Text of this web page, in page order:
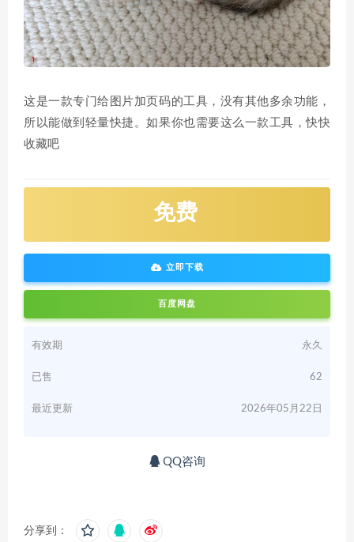
这是一款专门给图片加页码的工具，没有其他多余功能，
所以能做到轻量快捷。如果你也需要这么一款工具，快快
收藏吧
免费
立即下载
百度网盘
有效期 永久
已售 62
最近更新 2026年05月22日
QQ咨询
分享到：